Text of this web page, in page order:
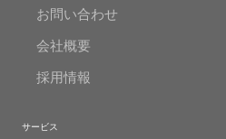
お問い合わせ
会社概要
採用情報
サービス